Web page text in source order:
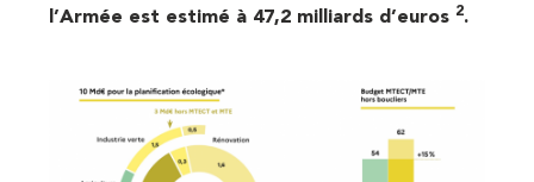
l’Armée est estimé à 47,2 milliards d’euros 2.